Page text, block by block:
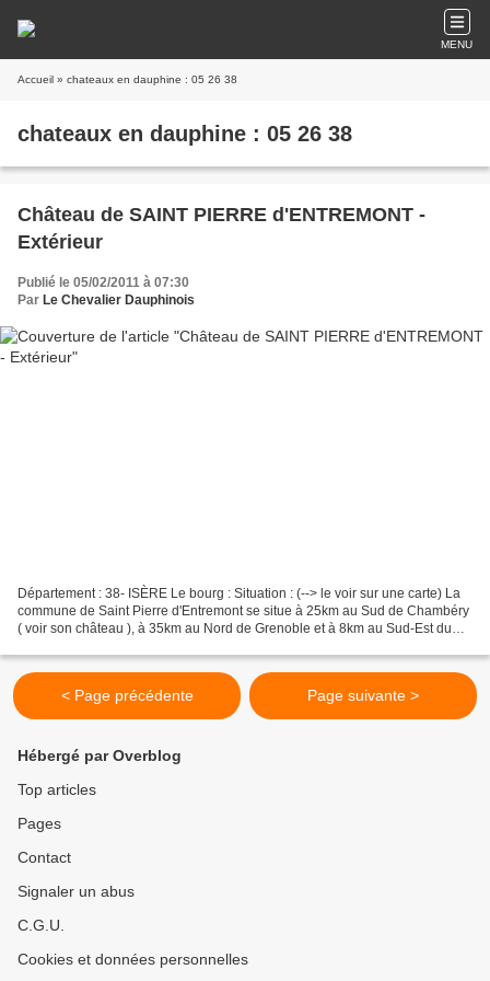
MENU
Accueil » chateaux en dauphine : 05 26 38
chateaux en dauphine : 05 26 38
Château de SAINT PIERRE d'ENTREMONT -
Extérieur
Publié le 05/02/2011 à 07:30
Par Le Chevalier Dauphinois
Département : 38- ISÈRE Le bourg : Situation : (--> le voir sur une carte) La
commune de Saint Pierre d'Entremont se situe à 25km au Sud de Chambéry
( voir son château ), à 35km au Nord de Grenoble et à 8km au Sud-Est du
< Page précédente Page suivante >
Hébergé par Overblog
Top articles
Pages
Contact
Signaler un abus
C.G.U.
Cookies et données personnelles